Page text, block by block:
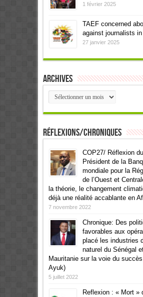
1 février 2025
TAEF concerned
against journalists in
27 janvier 2025
Archives
Archives
Réflexions/Chroniques
COP27/ Réflexion
Président de la
mondiale pour la
de l’Ouest et
la théorie, le changement
déjà une réalité accablante en
7 novembre 2022
Chronique: Des
favorables aux
placé les industries
naturel du Sénégal
Mauritanie sur la voie du
Ayuk)
5 juillet 2022
Reflexion : « Mort »